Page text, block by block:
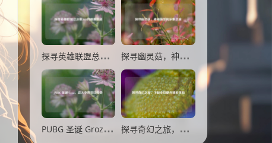
探寻英雄联盟总决赛2021的观赛渠道 探寻幽灵菇，神秘菌类的采集之旅
PUBG 圣诞 Groza，战火中的节日传奇 探寻奇幻之旅，下载全攻略与精彩体验